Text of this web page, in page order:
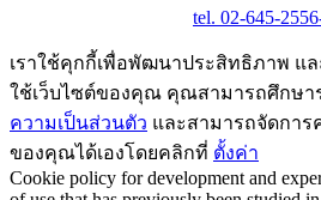
tel. 02-645-
เราใช้คุกกี้เพื่อพัฒนาประสิทธิภาพ แ
ใช้เว็บไซต์ของคุณ คุณสามารถศึกษา
ความเป็นส่วนตัว และสามารถจัดการ
ของคุณได้เองโดยคลิกที่ ตั้งค่า
Cookie policy for development and